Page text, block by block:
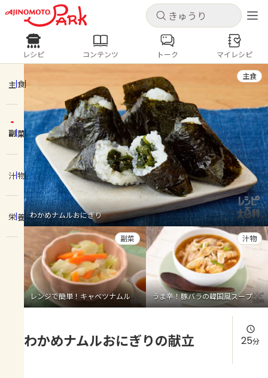
キャンセル
ログインするとレシピを保存できます
ログイン 新規登録
ホーム
コンテンツ
レシピ
トーク
よくあるお問い合わせ
お買い物
AJINOMOTO PARK とは
キャンセル
レシピ コンテンツ
人気の食材・レシピ
きゅうり なす トマト
とうもろこし
ピーマン
みょうが ゴーヤ
レシピ コンテンツ トーク マイレシピ
主食
副菜
汁物
栄養 わかめナムルおにぎり
主食
レンジで簡単！キャベツナムル
副菜
うま辛！豚バラの韓国風スープ
汁物
わかめナムルおにぎりの献立 25分